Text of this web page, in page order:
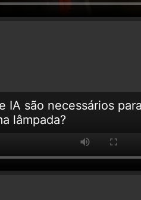
IA são necessários
lâmpada?